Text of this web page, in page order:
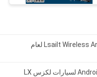
Lsailt Wireless Android Auto Lexus Carplay Interface لعام
واجهة Lsailt اللاسلكية Android Auto Carplay لسيارات لكزس LX